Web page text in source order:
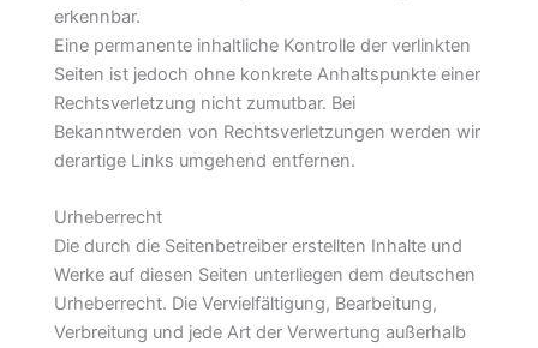
erkennbar.
Eine permanente inhaltliche Kontrolle der verlinkten
Seiten ist jedoch ohne konkrete Anhaltspunkte einer
Rechtsverletzung nicht zumutbar. Bei
Bekanntwerden von Rechtsverletzungen werden wir
derartige Links umgehend entfernen.
Urheberrecht
Die durch die Seitenbetreiber erstellten Inhalte und
Werke auf diesen Seiten unterliegen dem deutschen
Urheberrecht. Die Vervielfältigung, Bearbeitung,
Verbreitung und jede Art der Verwertung außerhalb